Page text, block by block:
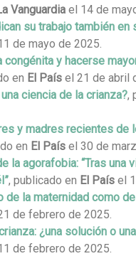
Vanguardia el 14 de
su trabajo también
de mayo de 2025.
congénita y hacerse
en El País el 21 de abril
ciencia de la crianza?,
y madres recientes
en El País el 30 de
la agorafobia: “Tras
, publicado en El País el
de la maternidad como
de febrero de 2025.
¿una solución o
de febrero de 2025.